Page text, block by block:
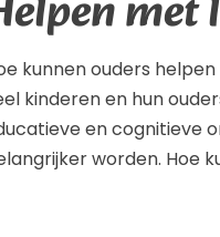
kunnen ouders
kinderen en hun
en cognitieve
worden. Hoe